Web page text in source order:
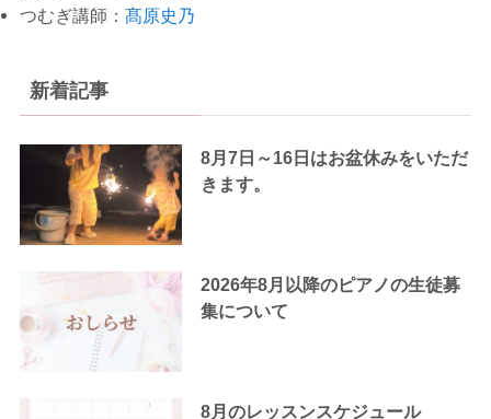
つむぎ講師： 髙原史乃
新着記事
8月7日～16日はお盆休みをいただ
きます。
2026年8月以降のピアノの生徒募
集について
8月のレッスンスケジュール